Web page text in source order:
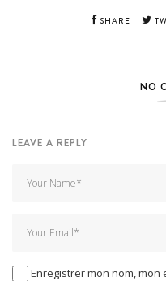
SHARE
NO
LEAVE A REPLY
Enregistrer mon nom,